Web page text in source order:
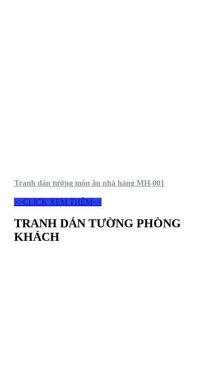
Tranh dán tường món ăn nhà hàng MH-001
>>CLICK XEM THÊM<<
TRANH DÁN TƯỜNG PHÒNG
KHÁCH